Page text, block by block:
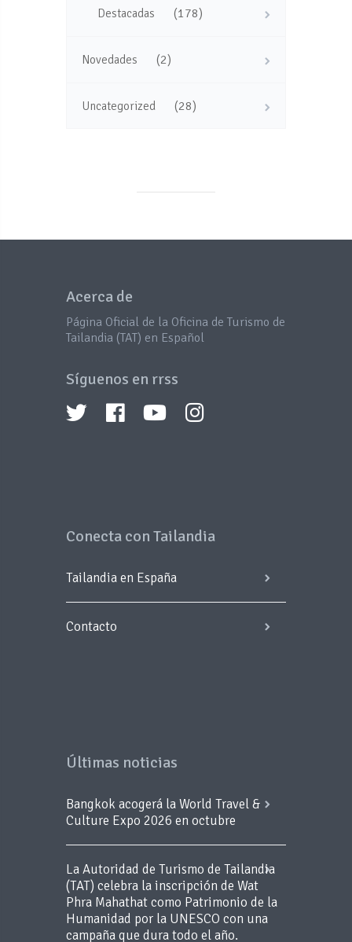
Destacadas (178)
Novedades (2)
Uncategorized (28)
Acerca de
Página Oficial de la Oficina de Turismo de
Tailandia (TAT) en Español
Síguenos en rrss
Conecta con Tailandia
Tailandia en España
Contacto
Últimas noticias
Bangkok acogerá la World Travel &
Culture Expo 2026 en octubre
La Autoridad de Turismo de Tailandia
(TAT) celebra la inscripción de Wat
Phra Mahathat como Patrimonio de la
Humanidad por la UNESCO con una
campaña que dura todo el año.